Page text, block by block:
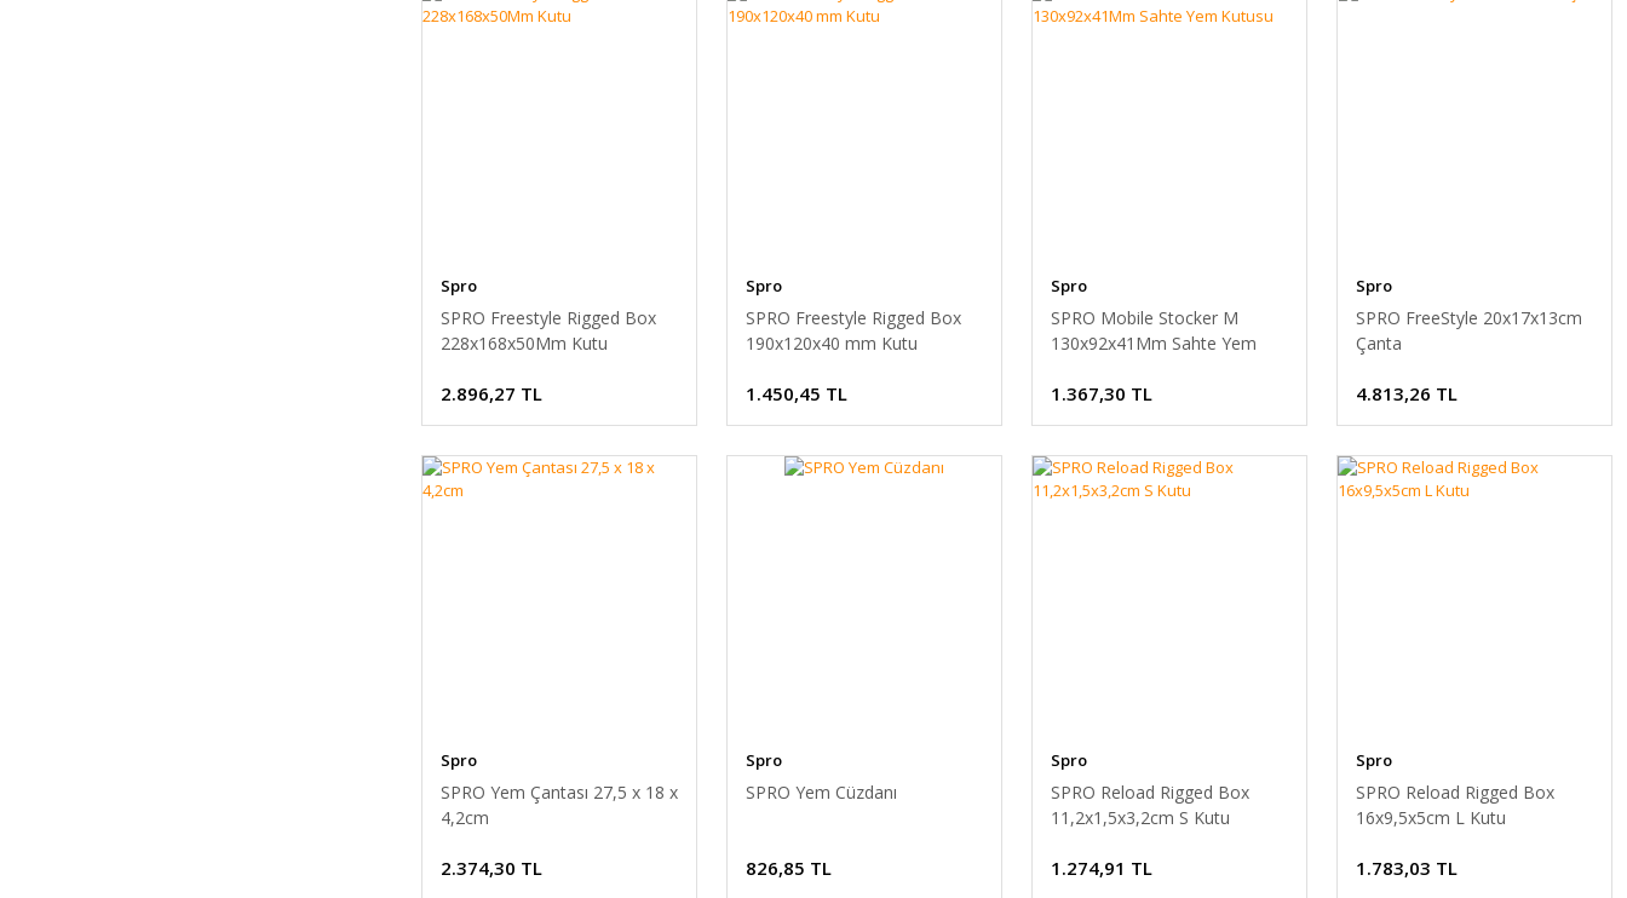
Spro
SPRO Freestyle Rigged Box
228x168x50Mm Kutu
2.896,27 TL
Spro
SPRO Freestyle Rigged Box
190x120x40 mm Kutu
1.450,45 TL
Spro
SPRO Mobile Stocker M
130x92x41Mm Sahte Yem
1.367,30 TL
Spro
SPRO FreeStyle 20x17x13cm
Çanta
4.813,26 TL
Spro
SPRO Yem Çantası 27,5 x 18 x
4,2cm
2.374,30 TL
Spro
SPRO Yem Cüzdanı
826,85 TL
Spro
SPRO Reload Rigged Box
11,2x1,5x3,2cm S Kutu
1.274,91 TL
Spro
SPRO Reload Rigged Box
16x9,5x5cm L Kutu
1.783,03 TL